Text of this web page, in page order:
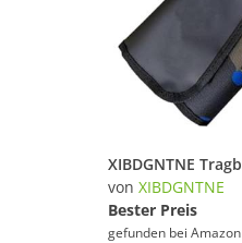
von XIBDGNTNE
Bester Preis
gefunden bei Amazon